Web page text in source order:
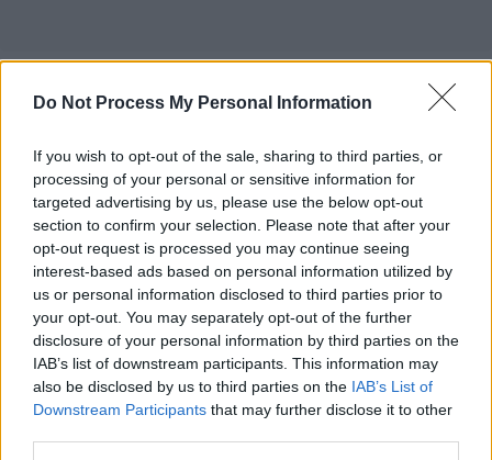
Do Not Process My Personal Information
If you wish to opt-out of the sale, sharing to third parties, or
processing of your personal or sensitive information for
targeted advertising by us, please use the below opt-out
section to confirm your selection. Please note that after your
opt-out request is processed you may continue seeing
interest-based ads based on personal information utilized by
us or personal information disclosed to third parties prior to
your opt-out. You may separately opt-out of the further
disclosure of your personal information by third parties on the
IAB’s list of downstream participants. This information may
also be disclosed by us to third parties on the IAB’s List of
Downstream Participants that may further disclose it to other